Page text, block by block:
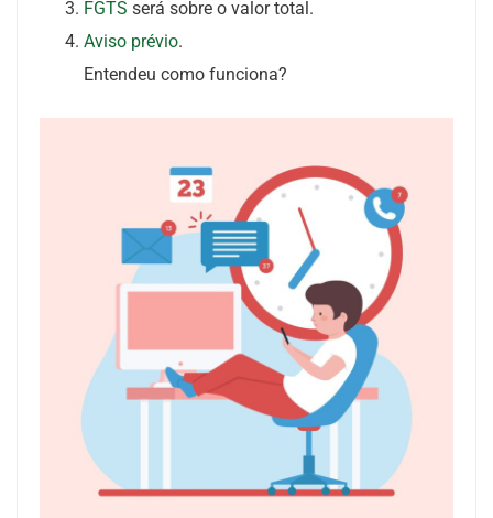
FGTS será sobre o valor total.
Aviso prévio.
Entendeu como funciona?